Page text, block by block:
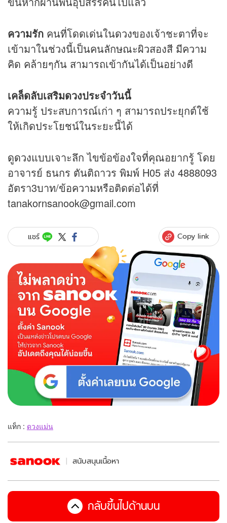
ความรัก คนที่โดดเด่นในดวงของเจ้าชะตาที่จะ
เข้ามาในช่วงนี้เป็นคนลักษณะผิวสองสี มีความ
คิด คล้ายๆกัน สามารถเข้ากันได้เป็นอย่างดี
เคล็ดลับเสริมดวงประจำวันนี้
ความรู้ ประสบการณ์เก่า ๆ สามารถประยุกต์ใช้
ให้เกิดประโยชน์ในระยะนี้ได้
ดูดวงแบบเจาะลึก ไขข้อข้องใจที่คุณอยากรู้ โดย
อาจารย์ ธนกร ตันติถาวร พิมพ์ H05 ส่ง 4888093
อัตรา3บาท/ข้อความหรือติดต่อได้ที่
tanakornsanook@gmail.com
แชร์ Copy link
แท็ก : ดวงแม่น
สนับสนุนเนื้อหา
กลับขึ้นไปด้านบน